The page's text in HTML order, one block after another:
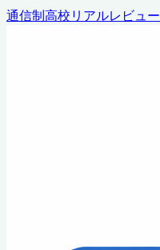
通信制高校リアルレビュー